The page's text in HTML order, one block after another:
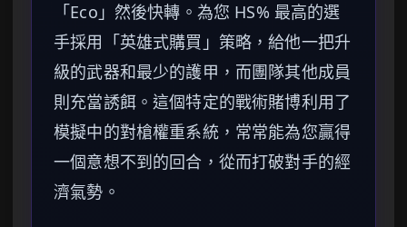
「Eco」然後快轉。為您 HS% 最高的選
手採用「英雄式購買」策略，給他一把升
級的武器和最少的護甲，而團隊其他成員
則充當誘餌。這個特定的戰術賭博利用了
模擬中的對槍權重系統，常常能為您贏得
一個意想不到的回合，從而打破對手的經
濟氣勢。